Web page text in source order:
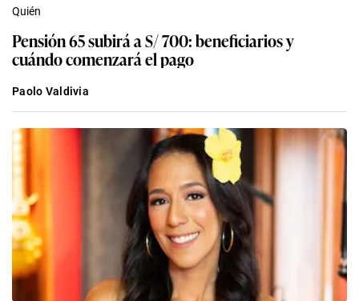
Quién
Pensión 65 subirá a S/ 700: beneficiarios y
cuándo comenzará el pago
Paolo Valdivia